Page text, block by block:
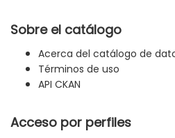
Sobre el catálogo
Acerca del catálogo de
Términos de uso
API CKAN
Acceso por perfiles